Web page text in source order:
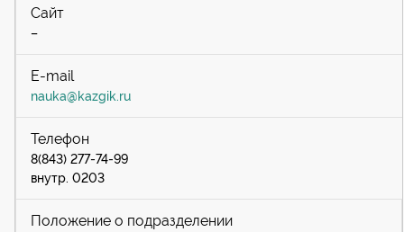
–
nauka@kazgik.ru
8(843) 277-74-99
внутр. 0203